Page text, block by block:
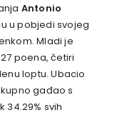
Antonio
u pobjedi svojeg
Mladi je
poena, četiri
loptu. Ubacio
gađao s
34.29% svih